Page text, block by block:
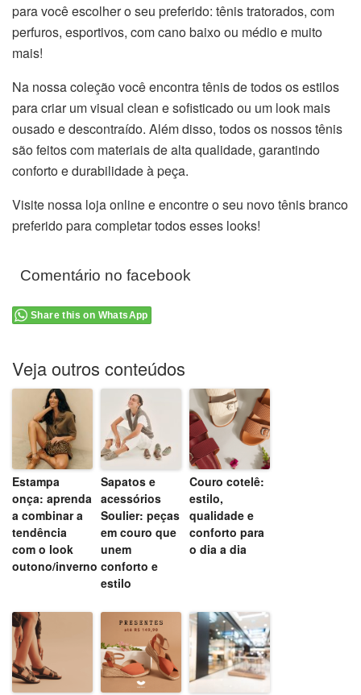
para você escolher o seu preferido: tênis tratorados, com
perfuros, esportivos, com cano baixo ou médio e muito
mais!
Na nossa coleção você encontra tênis de todos os estilos
para criar um visual clean e sofisticado ou um look mais
ousado e descontraído. Além disso, todos os nossos tênis
são feitos com materiais de alta qualidade, garantindo
conforto e durabilidade à peça.
Visite nossa loja online e encontre o seu novo tênis branco
preferido para completar todos esses looks!
Comentário no facebook
Share this on WhatsApp
Veja outros conteúdos
Estampa
onça: aprenda
a combinar a
tendência
com o look
outono/inverno
Sapatos e
acessórios
Soulier: peças
em couro que
unem
conforto e
estilo
Couro cotelê:
estilo,
qualidade e
conforto para
o dia a dia